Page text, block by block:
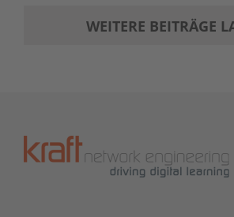
WEITERE BEITRÄGE